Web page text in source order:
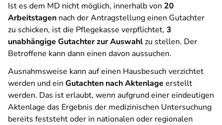
Ist es dem MD nicht möglich, innerhalb von 20
Arbeitstagen nach der Antragstellung einen Gutachter
zu schicken, ist die Pflegekasse verpflichtet, 3
unabhängige Gutachter zur Auswahlzu stellen. Der
Betroffene kann dann einen davon aussuchen.
Ausnahmsweise kann auf einen Hausbesuch verzichtet
werden und ein Gutachten nach Aktenlage erstellt
werden. Das ist erlaubt, wenn aufgrund einer eindeutigen
Aktenlage das Ergebnis der medizinischen Untersuchung
bereits feststeht oder in nationalen oder regionalen